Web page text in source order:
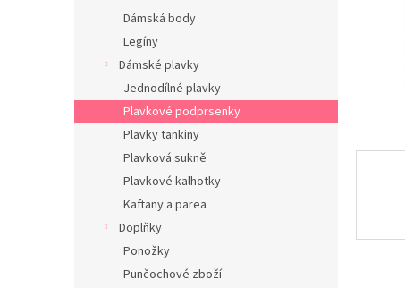
Dámská body
Legíny
Dámské plavky
Jednodílné plavky
Plavkové podprsenky
Plavky tankiny
Plavková sukně
Plavkové kalhotky
Kaftany a parea
Doplňky
Ponožky
Punčochové zboží